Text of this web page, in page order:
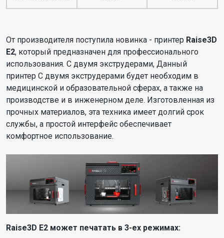
От производителя поступила новинка - принтер Raise3D
E2, который предназначен для профессионального
использования. С двумя экструдерами, Данный
принтер С двумя экструдерами будет необходим в
медицинской и образовательной сферах, а также на
производстве и в инженерном деле. Изготовленная из
прочных материалов, эта техника имеет долгий срок
службы, а простой интерфейс обеспечивает
комфортное использование.
Raise3D E2 может печатать в 3-ех режимах: